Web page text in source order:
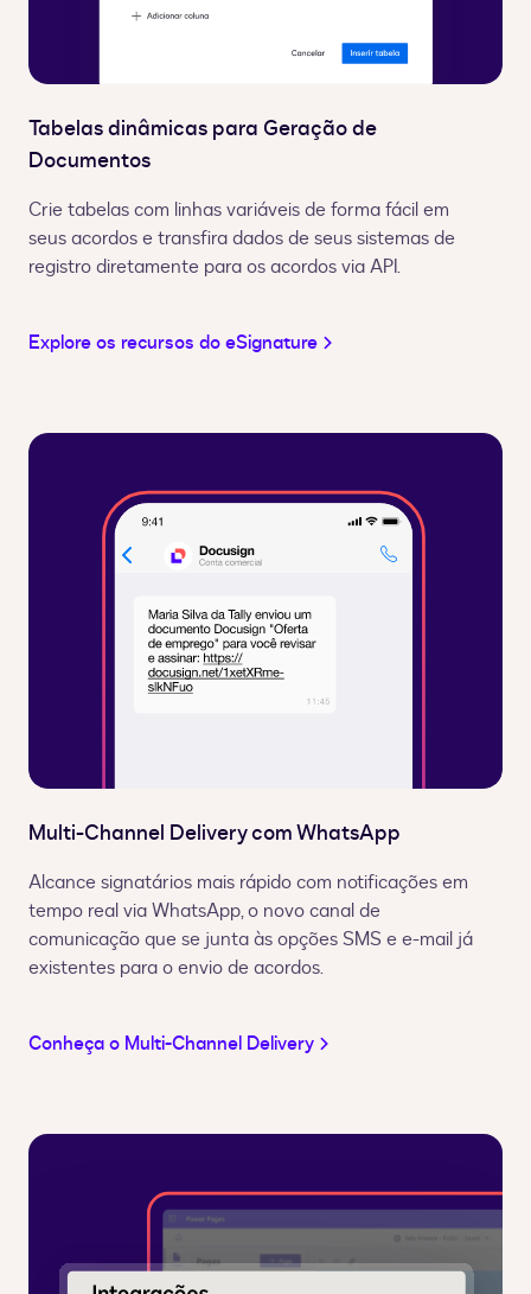
Tabelas dinâmicas para Geração de
Documentos
Crie tabelas com linhas variáveis de forma fácil em
seus acordos e transfira dados de seus sistemas de
registro diretamente para os acordos via API.
Explore os recursos do eSignature
Multi-Channel Delivery com WhatsApp
Alcance signatários mais rápido com notificações em
tempo real via WhatsApp, o novo canal de
comunicação que se junta às opções SMS e e-mail já
existentes para o envio de acordos.
Conheça o Multi-Channel Delivery